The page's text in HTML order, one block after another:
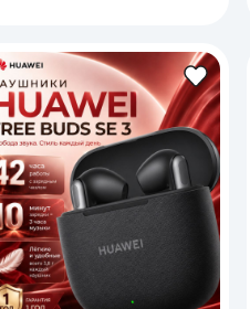
четкая
с AI DNN /